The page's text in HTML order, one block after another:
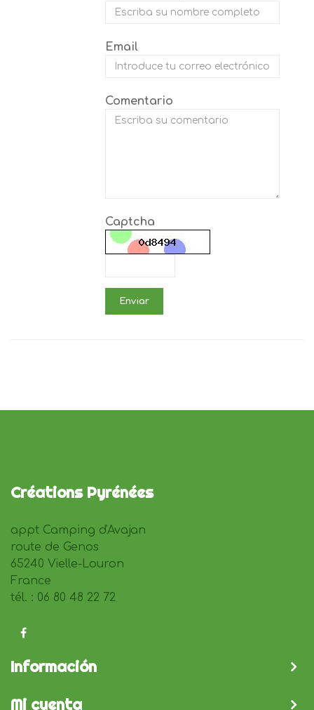
Email
Comentario
Captcha
Enviar
Créations Pyrénées
appt Camping d'Avajan
route de Genos
65240 Vielle-Louron
France
tél. : 06 80 48 22 72
Información
Mi cuenta